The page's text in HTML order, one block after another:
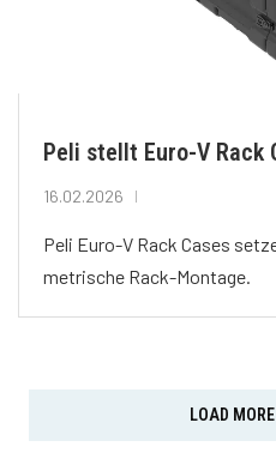
Peli stellt Euro-V Rack
16.02.2026
Peli Euro-V Rack Cases
metrische Rack-Montage.
LOAD